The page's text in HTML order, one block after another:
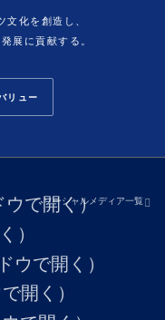
化を創造し、
展に貢献する。
リュー
ソーシャルメディア一覧